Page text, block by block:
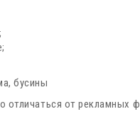
бусины
отличаться от рекламных